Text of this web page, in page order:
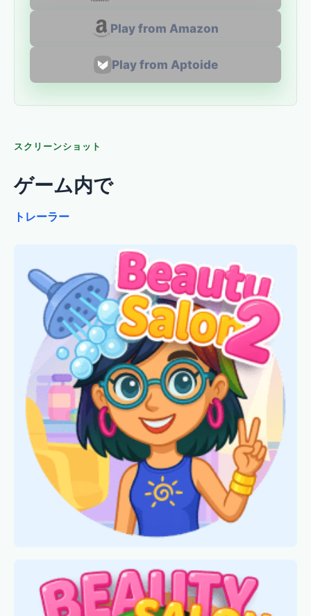
Play from Amazon
Play from Aptoide
スクリーンショット
ゲーム内で
トレーラー